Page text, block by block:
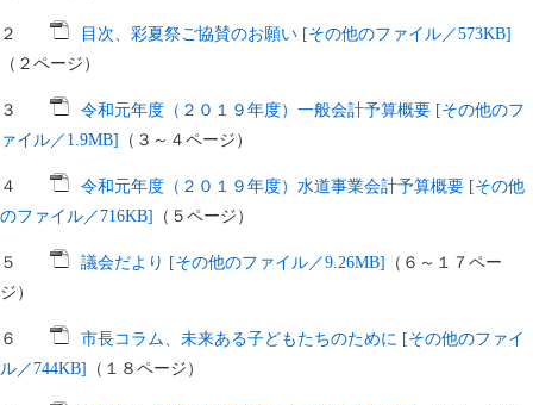
２
目次、彩夏祭ご協賛のお願い [その他のファイル／573KB]
（２ページ）
３
令和元年度（２０１９年度）一般会計予算概要 [その他のフ
ァイル／1.9MB]
（３～４ページ）
４
令和元年度（２０１９年度）水道事業会計予算概要 [その他
のファイル／716KB]
（５ページ）
５ 議会だより [その他のファイル／9.26MB]
（６～１７ペー
ジ）
６
市長コラム、未来ある子どもたちのために [その他のファイ
ル／744KB]
（１８ページ）